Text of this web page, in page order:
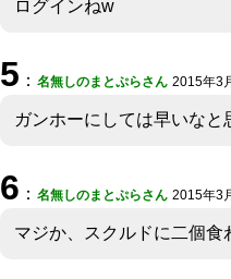
ログインねw
5 ： 名無しのまとぷらさん 2015年3
ガンホーにしては早いな
6 ： 名無しのまとぷらさん 2015年3
マジか、スクルドに二個食